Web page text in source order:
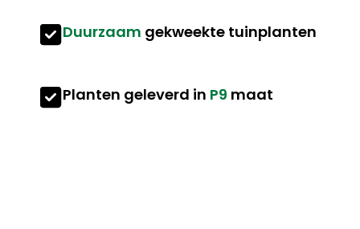
Duurzaam gekweekte tuinplanten
Planten geleverd in P9 maat